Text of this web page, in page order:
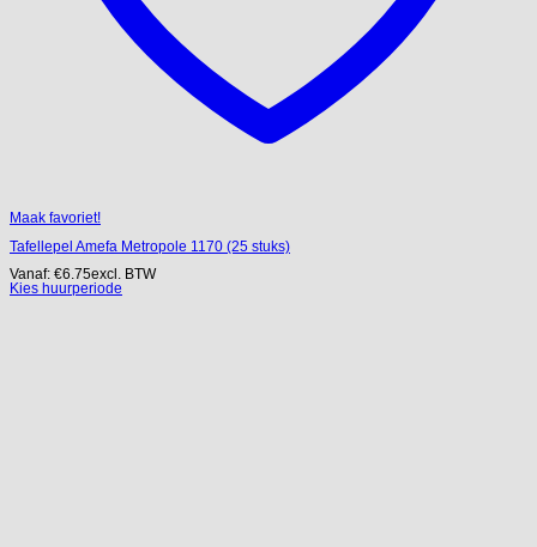
Maak favoriet!
Tafellepel Amefa Metropole 1170 (25 stuks)
Vanaf: €6.75excl. BTW
Kies huurperiode